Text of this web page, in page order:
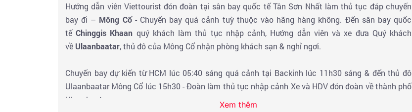
Hướng dẫn viên Viettourist đón đoàn tại sân bay quốc tế Tân Sơn Nhất làm thủ tục đáp chuyến
bay đi – Mông Cổ- Chuyến bay quá cảnh tuỳ thuộc vào hãng hàng không. Đến sân bay quốc
tếChinggis Khaan quý khách làm thủ tục nhập cảnh, Hướng dẫn viên và xe đưa Quý khách
về Ulaanbaatar, thủ đô của Mông Cổ nhận phòng khách sạn & nghỉ ngơi.
Chuyến bay dự kiến từ HCM lúc 05:40 sáng quá cảnh tại Backinh lúc 11h30 sáng & đến thủ đô
Ulaanbaatar Mông Cổ lúc 15h30 - Đoàn làm thủ tục nhập cảnh Xe và HDV đón đoàn về thành phố
Ulaanbaata
Xem thêm